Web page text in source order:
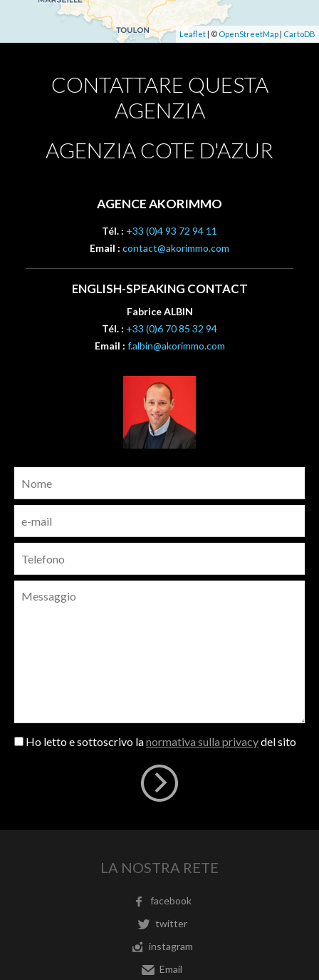
Leaflet | © OpenStreetMap | CartoDB
CONTATTARE QUESTA
AGENZIA
AGENZIA COTE D'AZUR
AGENCE AKORIMMO
Tél. : +33 (0)4 93 72 94 11
Email : contact@akorimmo.com
ENGLISH-SPEAKING CONTACT
Fabrice ALBIN
Tél. : +33 (0)6 70 85 32 94
Email : f.albin@akorimmo.com
Ho letto e sottoscrivo lanormativa sulla privacydel sito
LA NOSTRA RETE
facebook
twitter
instagram
Email